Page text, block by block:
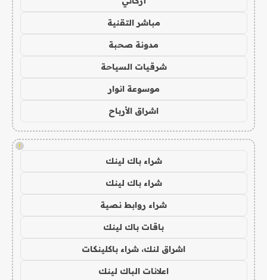
مباشر التقنية
مدونة صحبة
شرقيات السياحة
موسوعة انوار
اشراق الأرباح
!
شراء باك لينك
شراء باك لينك
شراء روابط نصية
باقات باك لينك
اشراق لنك، شراء باكلينكات
اعلانات الباك لينك